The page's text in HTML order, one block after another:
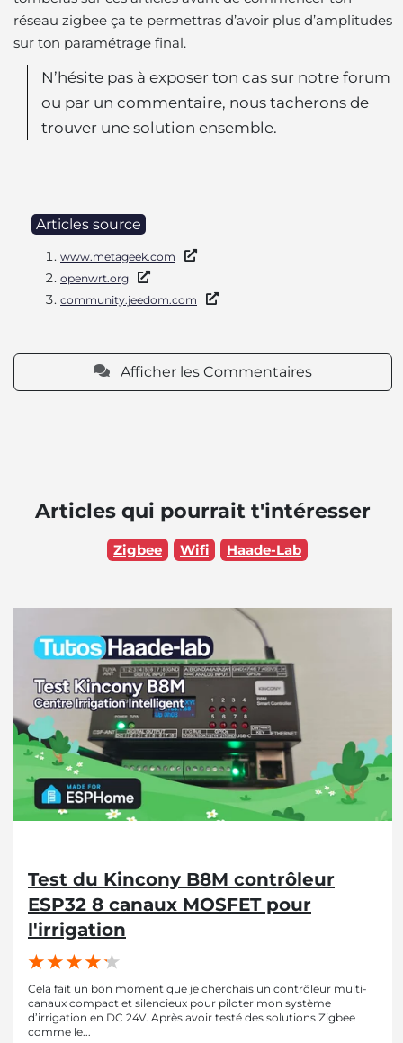
réseau zigbee ça te permettras d’avoir plus d’amplitudes
sur ton paramétrage final.
N’hésite pas à exposer ton cas sur notre forum
ou par un commentaire, nous tacherons de
trouver une solution ensemble.
Articles source
www.metageek.com
openwrt.org
community.jeedom.com
Afficher les Commentaires
Articles qui pourrait t'intéresser
Zigbee Wifi Haade-Lab
Test du Kincony B8M contrôleur
ESP32 8 canaux MOSFET pour
l'irrigation
Cela fait un bon moment que je cherchais un contrôleur multi-
canaux compact et silencieux pour piloter mon système
d’irrigation en DC 24V. Après avoir testé des solutions Zigbee
comme le...